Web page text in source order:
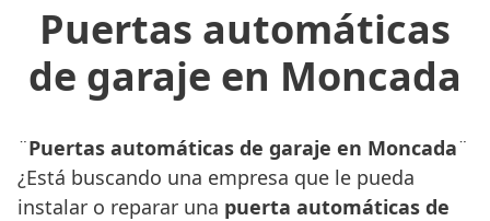
Puertas automáticas
de garaje en Moncada
¨Puertas automáticas de garaje en Moncada¨
¿Está buscando una empresa que le pueda
instalar o reparar una puerta automáticas de